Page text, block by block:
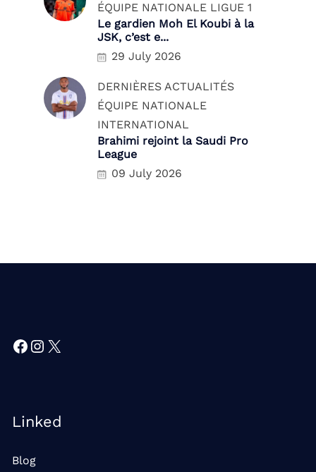
ÉQUIPE NATIONALE LIGUE 1
Le gardien Moh El Koubi à la
JSK, c’est e...
29 July 2026
DERNIÈRES ACTUALITÉS
ÉQUIPE NATIONALE
INTERNATIONAL
Brahimi rejoint la Saudi Pro
League
09 July 2026
Facebook
Instagram
X
Linked
Blog